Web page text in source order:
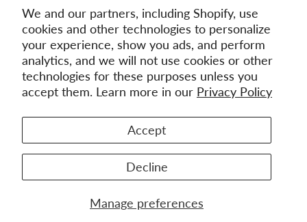
We and our partners, including Shopify, use
cookies and other technologies to personalize
your experience, show you ads, and perform
analytics, and we will not use cookies or other
technologies for these purposes unless you
accept them. Learn more in our Privacy Policy
Manage preferences
Accept
Decline
Mission Frontiers IJFM
MissionBooks.org. | eCommerce by